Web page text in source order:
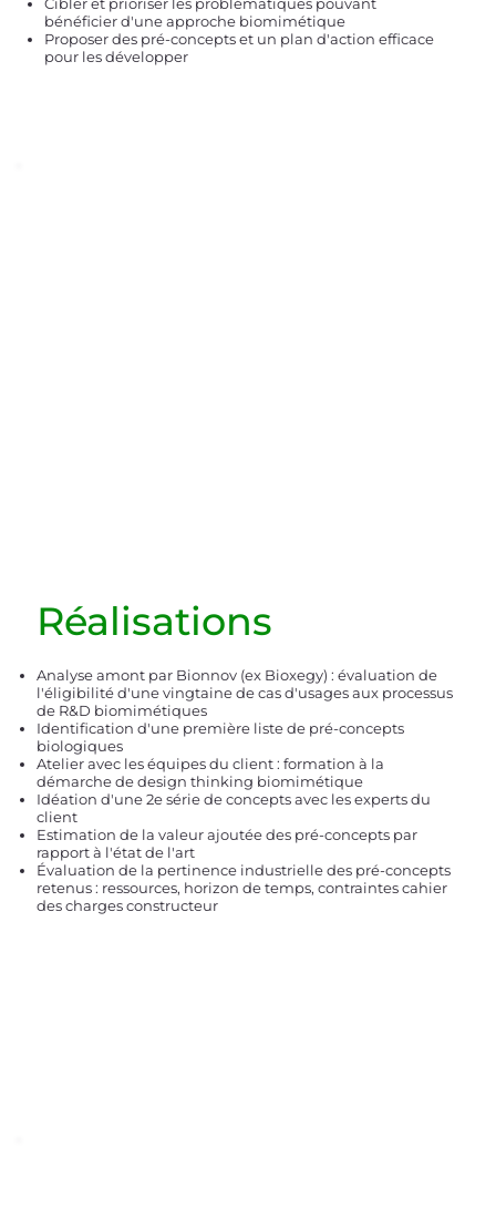
Cibler et prioriser les problématiques pouvant
bénéficier d'une approche biomimétique
Proposer des pré-concepts et un plan d'action efficace
pour les développer
Réalisations
Analyse amont par Bionnov (ex Bioxegy) : évaluation de
l'éligibilité d'une vingtaine de cas d'usages aux processus
de R&D biomimétiques
Identification d'une première liste de pré-concepts
biologiques
Atelier avec les équipes du client : formation à la
démarche de design thinking biomimétique
Idéation d'une 2e série de concepts avec les experts du
client
Estimation de la valeur ajoutée des pré-concepts par
rapport à l'état de l'art
Évaluation de la pertinence industrielle des pré-concepts
retenus : ressources, horizon de temps, contraintes cahier
des charges constructeur